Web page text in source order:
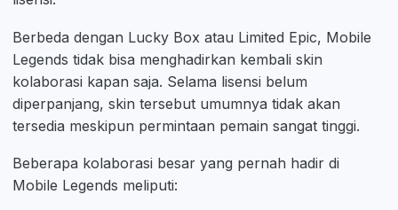
Berbeda dengan Lucky Box atau Limited Epic, Mobile
Legends tidak bisa menghadirkan kembali skin
kolaborasi kapan saja. Selama lisensi belum
diperpanjang, skin tersebut umumnya tidak akan
tersedia meskipun permintaan pemain sangat tinggi.
Beberapa kolaborasi besar yang pernah hadir di
Mobile Legends meliputi: